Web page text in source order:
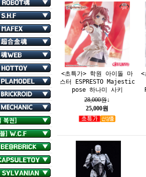
<초특가> 학원 아이돌 마
스터 ESPRESTO Majestic
pose 하나미 사키
28,000원↓
25,000원
<